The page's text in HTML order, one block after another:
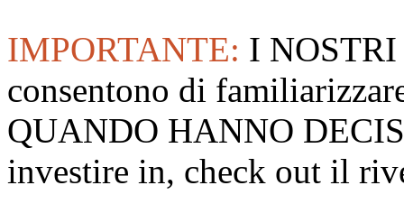
IMPORTANTE: I
consentono di
QUANDO HANNO
investire in, check out il